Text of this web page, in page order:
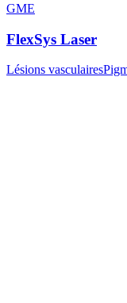
GME
FlexSys Laser
Lésions vasculaires